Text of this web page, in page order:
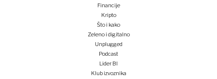
Financije
Kripto
Što i kako
Zeleno i digitalno
Unplugged
Podcast
Lider BI
Klub izvoznika